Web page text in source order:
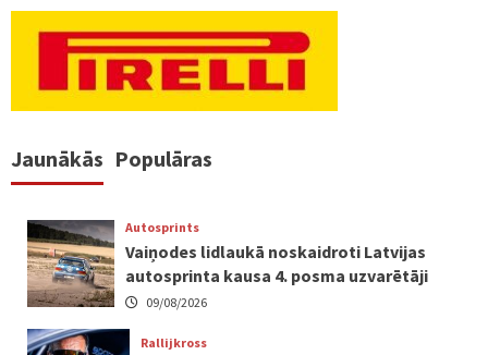
Jaunākās Populāras
Autosprints
Vaiņodes lidlaukā noskaidroti Latvijas
autosprinta kausa 4. posma uzvarētāji
09/08/2026
Rallijkross